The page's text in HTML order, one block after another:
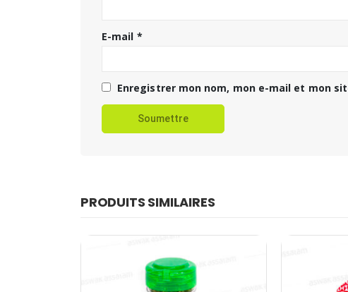
E-mail *
Enregistrer mon nom, mon e-mail et mon
PRODUITS SIMILAIRES